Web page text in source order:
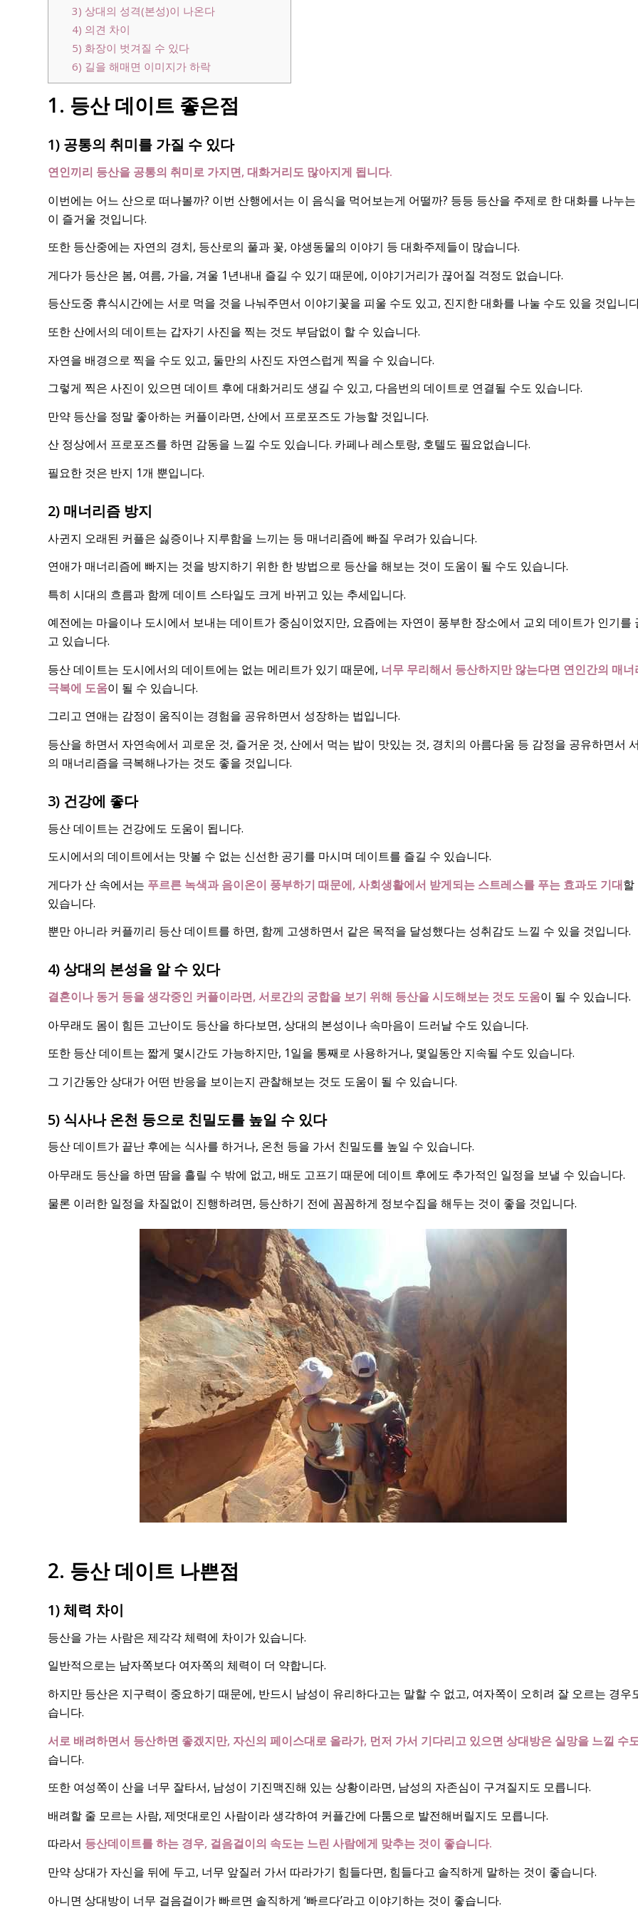
3) 상대의 성격(본성)이 나온다
4) 의견 차이
5) 화장이 벗겨질 수 있다
6) 길을 해매면 이미지가 하락
1. 등산 데이트 좋은점
1) 공통의 취미를 가질 수 있다
연인끼리 등산을 공통의 취미로 가지면, 대화거리도 많아지게 됩니다.
이번에는 어느 산으로 떠나볼까? 이번 산행에서는 이 음식을 먹어보는게 어떨까? 등등 등산을 주제로 한 대화를 나누
이 즐거울 것입니다.
또한 등산중에는 자연의 경치, 등산로의 풀과 꽃, 야생동물의 이야기 등 대화주제들이 많습니다.
게다가 등산은 봄, 여름, 가을, 겨울 1년내내 즐길 수 있기 때문에, 이야기거리가 끊어질 걱정도 없습니다.
등산도중 휴식시간에는 서로 먹을 것을 나눠주면서 이야기꽃을 피울 수도 있고, 진지한 대화를 나눌 수도 있을 것입니
또한 산에서의 데이트는 갑자기 사진을 찍는 것도 부담없이 할 수 있습니다.
자연을 배경으로 찍을 수도 있고, 둘만의 사진도 자연스럽게 찍을 수 있습니다.
그렇게 찍은 사진이 있으면 데이트 후에 대화거리도 생길 수 있고, 다음번의 데이트로 연결될 수도 있습니다.
만약 등산을 정말 좋아하는 커플이라면, 산에서 프로포즈도 가능할 것입니다.
산 정상에서 프로포즈를 하면 감동을 느낄 수도 있습니다. 카페나 레스토랑, 호텔도 필요없습니다.
필요한 것은 반지 1개 뿐입니다.
2) 매너리즘 방지
사귄지 오래된 커플은 싫증이나 지루함을 느끼는 등 매너리즘에 빠질 우려가 있습니다.
연애가 매너리즘에 빠지는 것을 방지하기 위한 한 방법으로 등산을 해보는 것이 도움이 될 수도 있습니다.
특히 시대의 흐름과 함께 데이트 스타일도 크게 바뀌고 있는 추세입니다.
예전에는 마을이나 도시에서 보내는 데이트가 중심이었지만, 요즘에는 자연이 풍부한 장소에서 교외 데이트가 인기를
고 있습니다.
등산 데이트는 도시에서의 데이트에는 없는 메리트가 있기 때문에, 너무 무리해서 등산하지만 않는다면 연인간의 매너
극복에 도움이 될 수 있습니다.
그리고 연애는 감정이 움직이는 경험을 공유하면서 성장하는 법입니다.
등산을 하면서 자연속에서 괴로운 것, 즐거운 것, 산에서 먹는 밥이 맛있는 것, 경치의 아름다움 등 감정을 공유하면서
의 매너리즘을 극복해나가는 것도 좋을 것입니다.
3) 건강에 좋다
등산 데이트는 건강에도 도움이 됩니다.
도시에서의 데이트에서는 맛볼 수 없는 신선한 공기를 마시며 데이트를 즐길 수 있습니다.
게다가 산 속에서는 푸르른 녹색과 음이온이 풍부하기 때문에, 사회생활에서 받게되는 스트레스를 푸는 효과도 기대할
있습니다.
뿐만 아니라 커플끼리 등산 데이트를 하면, 함께 고생하면서 같은 목적을 달성했다는 성취감도 느낄 수 있을 것입니다.
4) 상대의 본성을 알 수 있다
결혼이나 동거 등을 생각중인 커플이라면, 서로간의 궁합을 보기 위해 등산을 시도해보는 것도 도움이 될 수 있습니다.
아무래도 몸이 힘든 고난이도 등산을 하다보면, 상대의 본성이나 속마음이 드러날 수도 있습니다.
또한 등산 데이트는 짧게 몇시간도 가능하지만, 1일을 통째로 사용하거나, 몇일동안 지속될 수도 있습니다.
그 기간동안 상대가 어떤 반응을 보이는지 관찰해보는 것도 도움이 될 수 있습니다.
5) 식사나 온천 등으로 친밀도를 높일 수 있다
등산 데이트가 끝난 후에는 식사를 하거나, 온천 등을 가서 친밀도를 높일 수 있습니다.
아무래도 등산을 하면 땀을 흘릴 수 밖에 없고, 배도 고프기 때문에 데이트 후에도 추가적인 일정을 보낼 수 있습니다.
물론 이러한 일정을 차질없이 진행하려면, 등산하기 전에 꼼꼼하게 정보수집을 해두는 것이 좋을 것입니다.
2. 등산 데이트 나쁜점
1) 체력 차이
등산을 가는 사람은 제각각 체력에 차이가 있습니다.
일반적으로는 남자쪽보다 여자쪽의 체력이 더 약합니다.
하지만 등산은 지구력이 중요하기 때문에, 반드시 남성이 유리하다고는 말할 수 없고, 여자쪽이 오히려 잘 오르는 경우
습니다.
서로 배려하면서 등산하면 좋겠지만, 자신의 페이스대로 올라가, 먼저 가서 기다리고 있으면 상대방은 실망을 느낄 수
습니다.
또한 여성쪽이 산을 너무 잘타서, 남성이 기진맥진해 있는 상황이라면, 남성의 자존심이 구겨질지도 모릅니다.
배려할 줄 모르는 사람, 제멋대로인 사람이라 생각하여 커플간에 다툼으로 발전해버릴지도 모릅니다.
따라서 등산데이트를 하는 경우, 걸음걸이의 속도는 느린 사람에게 맞추는 것이 좋습니다.
만약 상대가 자신을 뒤에 두고, 너무 앞질러 가서 따라가기 힘들다면, 힘들다고 솔직하게 말하는 것이 좋습니다.
아니면 상대방이 너무 걸음걸이가 빠르면 솔직하게 ‘빠르다’라고 이야기하는 것이 좋습니다.